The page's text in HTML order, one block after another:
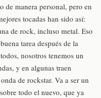
de manera personal, pero en
tocadas han sido así:
de rock, incluso metal. Eso
tarea después de la
nosotros tenemos un
y en algunas traen
de rockstar. Va a ser un
todo el nuevo, que ya